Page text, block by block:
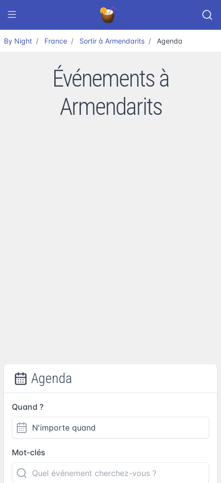
By Night France Sortir à Armendarits Agenda
Événements à
Armendarits
Agenda
Quand ?
Mot-clés